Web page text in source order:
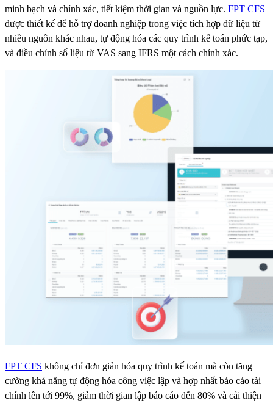
minh bạch và chính xác, tiết kiệm thời gian và nguồn lực. FPT CFS
được thiết kế để hỗ trợ doanh nghiệp trong việc tích hợp dữ liệu từ
nhiều nguồn khác nhau, tự động hóa các quy trình kế toán phức tạp,
và điều chỉnh số liệu từ VAS sang IFRS một cách chính xác.
FPT CFS không chỉ đơn giản hóa quy trình kế toán mà còn tăng
cường khả năng tự động hóa công việc lập và hợp nhất báo cáo tài
chính lên tới 99%, giảm thời gian lập báo cáo đến 80% và cải thiện